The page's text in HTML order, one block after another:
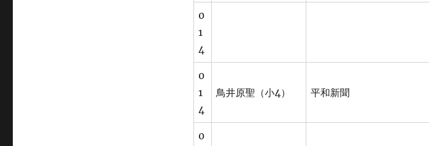
0
1
4
0
1
4
鳥井原聖（小4） 平和新聞
0